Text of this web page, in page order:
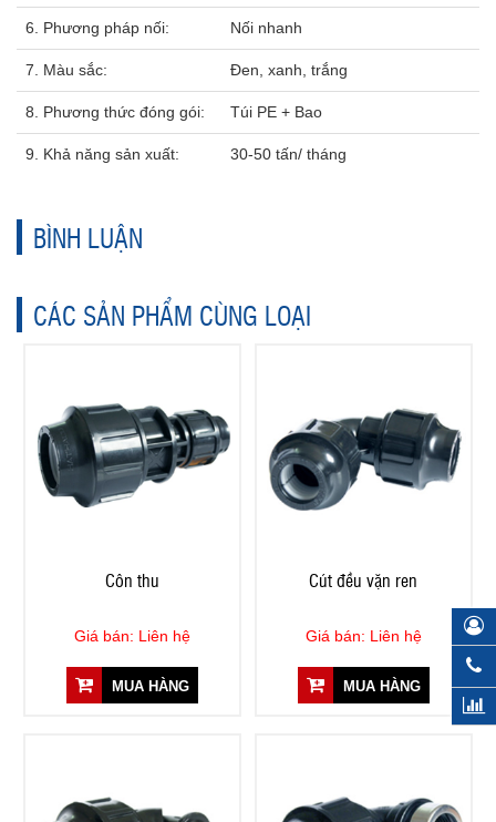
6. Phương pháp nối: Nối nhanh
7. Màu sắc: Đen, xanh, trắng
8. Phương thức đóng gói: Túi PE + Bao
9. Khả năng sản xuất: 30-50 tấn/ tháng
BÌNH LUẬN
CÁC SẢN PHẨM CÙNG LOẠI
Côn thu
Giá bán: Liên hệ
MUA HÀNG
Cút đều vặn ren
Giá bán: Liên hệ
MUA HÀNG